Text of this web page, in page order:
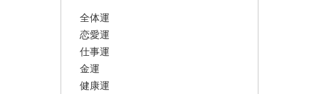
全体運
恋愛運
仕事運
金運
健康運